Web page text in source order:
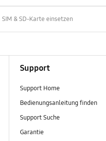
& SD-Karte einsetzen
Support
Support Home
Bedienungsanleitung finden
Support Suche
Garantie